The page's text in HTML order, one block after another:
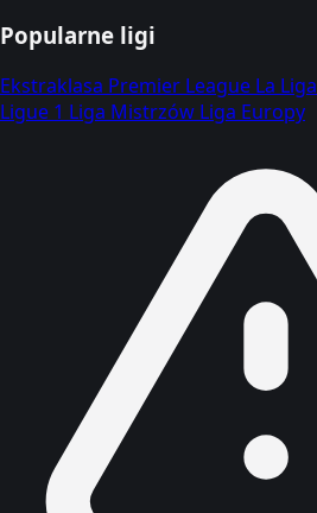
Popularne ligi
Ekstraklasa Premier League La Liga
Ligue 1 Liga Mistrzów Liga Europy